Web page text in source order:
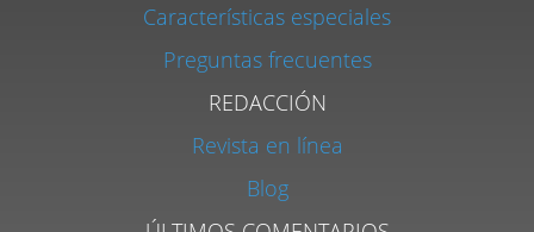
Características especiales
Preguntas frecuentes
REDACCIÓN
Revista en línea
Blog